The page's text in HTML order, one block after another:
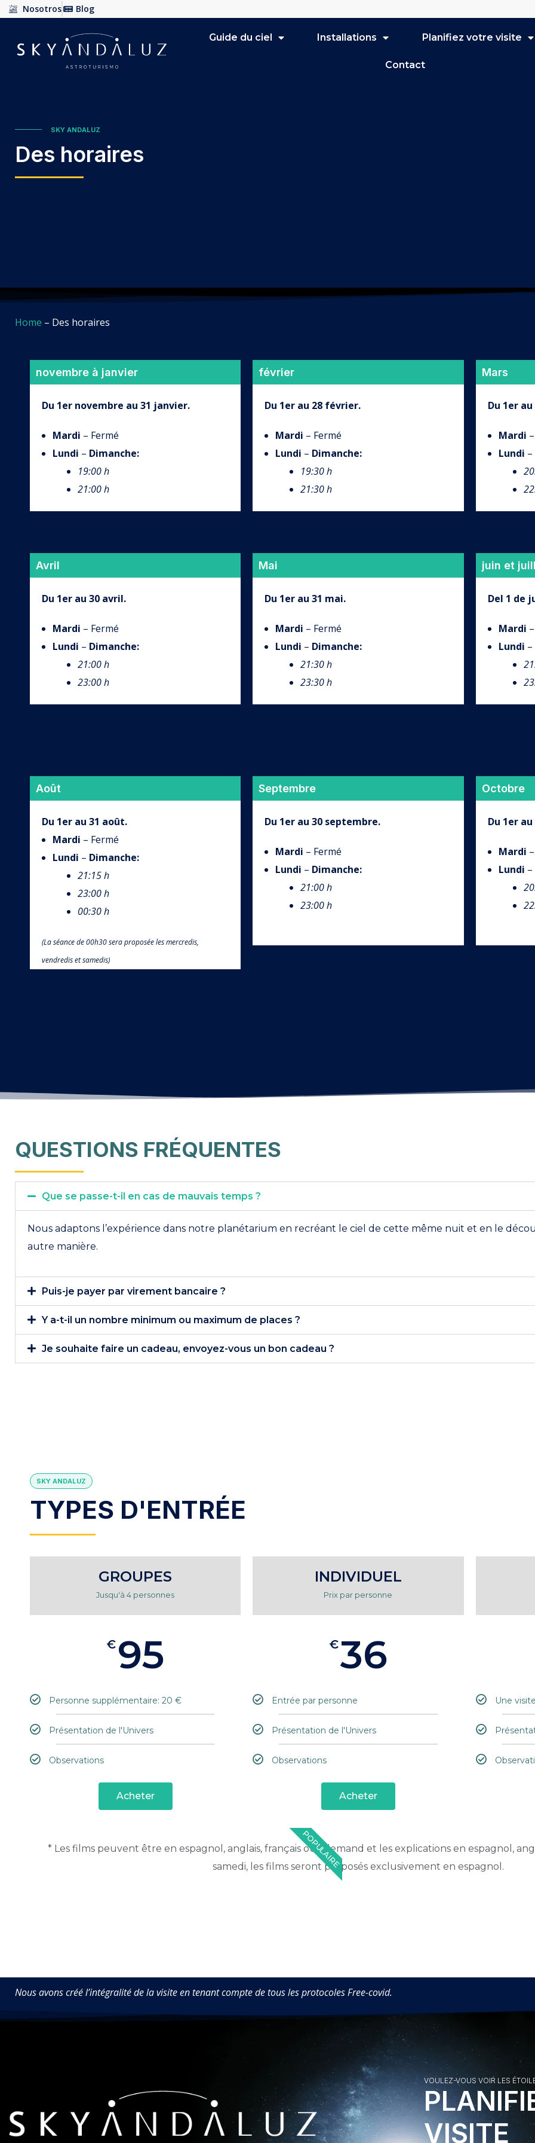
Nosotros Blog
Guide du ciel Installations Planifiez votre visite
Contact
SKY ANDALUZ
Des horaires
Home – Des horaires
novembre à janvier
Du 1er novembre au 31 janvier.
Mardi – Fermé
Lundi – Dimanche:
19:00h
21:00 h
février
Du 1er au 28 février.
Mardi – Fermé
Lundi – Dimanche:
19:30 h
21:30 h
Mars
Du 1er
Mardi
Lundi –
Avril
Du 1er au 30 avril.
Mardi – Fermé
Lundi – Dimanche:
21:00 h
23:00 h
Mai
Du 1er au 31 mai.
Mardi – Fermé
Lundi – Dimanche:
21:30 h
23:30 h
juin et
Del 1 de
Mardi
Lundi –
Août
Du 1er au 31 août.
Mardi – Fermé
Lundi – Dimanche:
21:15 h
23:00 h
00:30 h
(La séance de 00h30 sera proposée les mercredis,
vendredis et samedis)
Septembre
Du 1er au 30 septembre.
Mardi – Fermé
Lundi – Dimanche:
21:00 h
23:00 h
Octobre
Du 1er
Mardi
Lundi –
QUESTIONS FRÉQUENTES
Que se passe-t-il en cas de mauvais temps ?
Nous adaptons l’expérience dans notre planétarium en recréant le ciel de cette même nuit et en le
autre manière.
Puis-je payer par virement bancaire ?
Y a-t-il un nombre minimum ou maximum de places ?
Je souhaite faire un cadeau, envoyez-vous un bon cadeau ?
SKY ANDALUZ
TYPES D'ENTRÉE
GROUPES
Jusqu'à 4 personnes
€ 95
Personne supplémentaire: 20 €
Présentation de l'Univers
Observations
Acheter
INDIVIDUEL
Prix par personne
€36
Entrée par personne
Présentation de l'Univers
Observations
Acheter
POPULAIRE
Une
* Les films peuvent être en espagnol, anglais, français ou allemand et les explications en espagnol,
samedi, les films seront proposés exclusivement en espagnol.
Nous avons créé l’intégralité de la visite en tenant compte de tous les protocoles Free-covid.
VOULEZ-VOUS VOIR LES
VISITE